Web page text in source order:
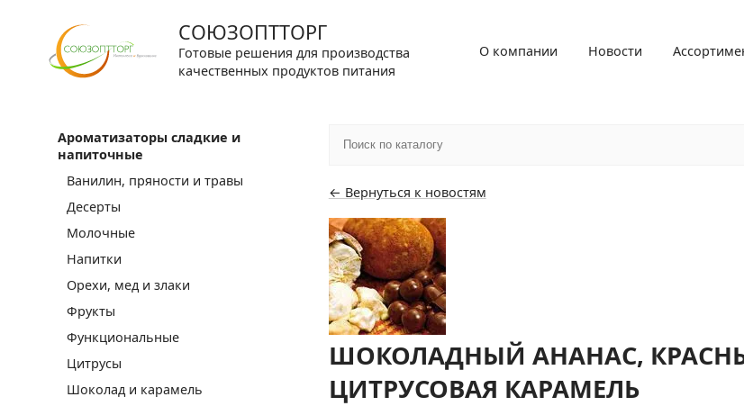
← Вернуться к новостям
ШОКОЛАДНЫЙ АНАНАС,
ЦИТРУСОВАЯ КАРАМЕЛЬ
Ароматизаторы сладкие и
напиточные
Ванилин, пряности и травы
Десерты
Молочные
Напитки
Орехи, мед и злаки
Фрукты
Функциональные
Цитрусы
Шоколад и карамель
СОЮЗОПТТОРГ
Готовые решения для производства
качественных продуктов питания
О компании Новости